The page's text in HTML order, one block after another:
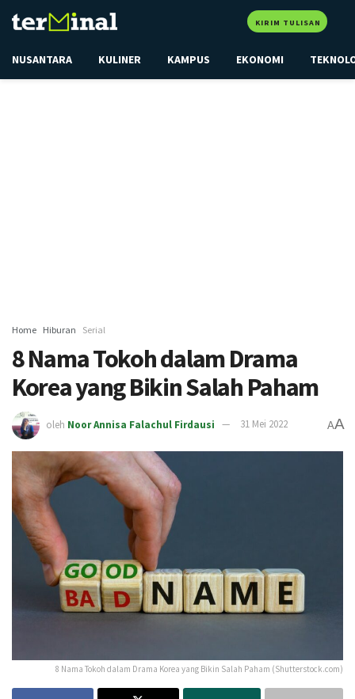
KIRIM TULISAN
NUSANTARA KULINER KAMPUS EKONOMI
Home Hiburan Serial
8 Nama Tokoh dalam Drama
Korea yang Bikin Salah Paham
oleh Noor Annisa Falachul Firdausi 31 Mei 2022 AA
8 Nama Tokoh dalam Drama Korea yang Bikin Salah Paham (Shutterstock.com)